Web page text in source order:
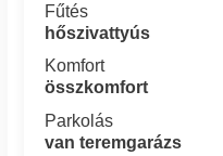
Fűtés
hőszivattyús
Komfort
összkomfort
Parkolás
van teremgarázs